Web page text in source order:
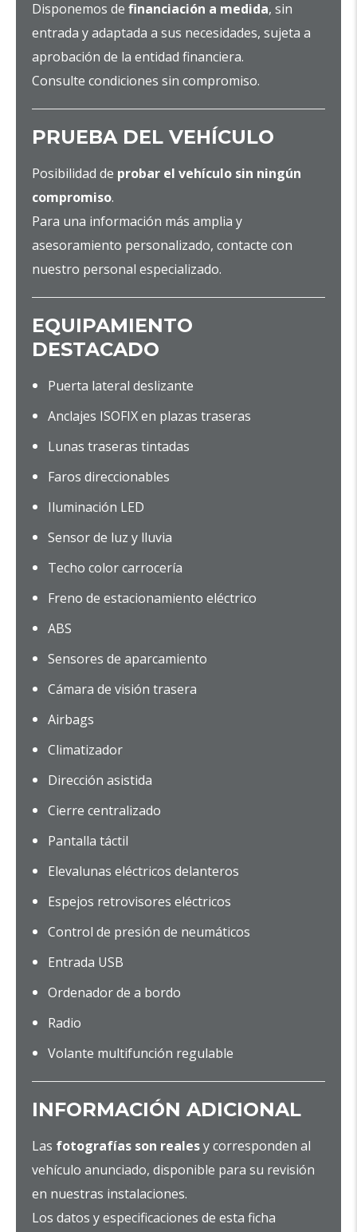
Disponemos de financiación a medida, sin
entrada y adaptada a sus necesidades, sujeta a
aprobación de la entidad financiera.
Consulte condiciones sin compromiso.
PRUEBA DEL VEHÍCULO
Posibilidad de probar el vehículo sin ningún
compromiso.
Para una información más amplia y
asesoramiento personalizado, contacte con
nuestro personal especializado.
EQUIPAMIENTO
DESTACADO
Puerta lateral deslizante
Anclajes ISOFIX en plazas traseras
Lunas traseras tintadas
Faros direccionables
Iluminación LED
Sensor de luz y lluvia
Techo color carrocería
Freno de estacionamiento eléctrico
ABS
Sensores de aparcamiento
Cámara de visión trasera
Airbags
Climatizador
Dirección asistida
Cierre centralizado
Pantalla táctil
Elevalunas eléctricos delanteros
Espejos retrovisores eléctricos
Control de presión de neumáticos
Entrada USB
Ordenador de a bordo
Radio
Volante multifunción regulable
INFORMACIÓN ADICIONAL
Las fotografías son realesy corresponden al
vehículo anunciado, disponible para su revisión
en nuestras instalaciones.
Los datos y especificaciones de esta ficha